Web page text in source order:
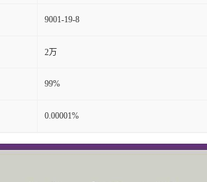
9001-19-8
2万
99%
0.00001%